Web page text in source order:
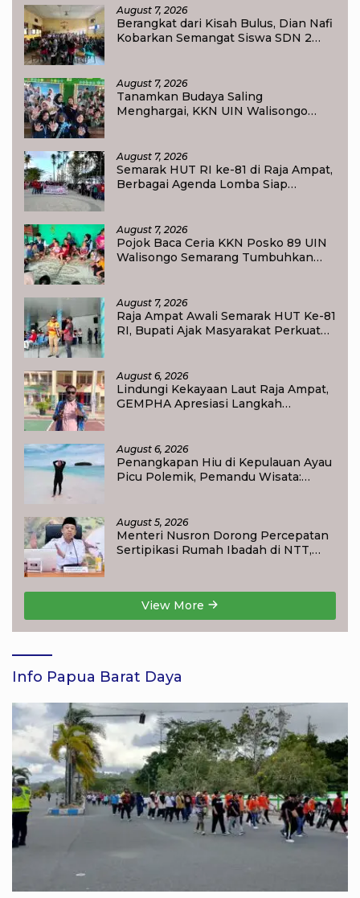
August 7, 2026
Berangkat dari Kisah Bulus, Dian Nafi
Kobarkan Semangat Siswa SDN 2
August 7, 2026
Tanamkan Budaya Saling
Menghargai, KKN UIN Walisongo
August 7, 2026
Semarak HUT RI ke-81 di Raja Ampat,
Berbagai Agenda Lomba Siap
August 7, 2026
Pojok Baca Ceria KKN Posko 89 UIN
Walisongo Semarang Tumbuhkan
August 7, 2026
Raja Ampat Awali Semarak HUT Ke-81
RI, Bupati Ajak Masyarakat Perkuat
August 6, 2026
Lindungi Kekayaan Laut Raja Ampat,
GEMPHA Apresiasi Langkah
August 6, 2026
Penangkapan Hiu di Kepulauan Ayau
Picu Polemik, Pemandu Wisata:
August 5, 2026
Menteri Nusron Dorong Percepatan
Sertipikasi Rumah Ibadah di NTT,
View More
Info Papua Barat Daya